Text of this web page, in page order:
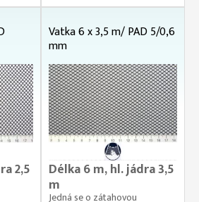
2,5
Vatka 6 x 3,5 m/ PAD 5/0,6
mm
Délka 6 m, hl. jádra 3,5
m
Jedná se o zátahovou